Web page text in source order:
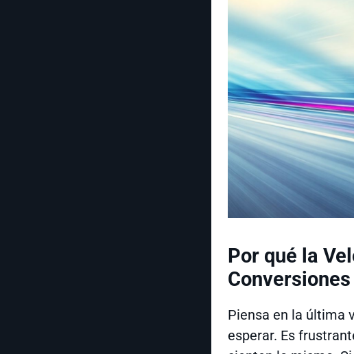
Por qué la
Conversiones
Piensa en la última
esperar. Es